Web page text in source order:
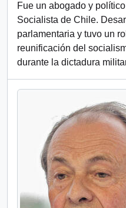
Fue un abogado y
Socialista de Chile.
parlamentaria y tuvo un
reunificación del
durante la dictadura